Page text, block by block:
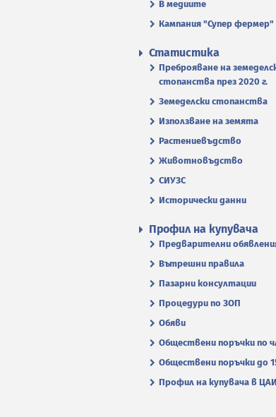
В медиите
Кампания "Супер фермер"
Статистика
Преброяване на
стопанства през 2020 г.
Земеделски стопанства
Използване на земята
Растениевъдство
Животновъдство
СИУЗС
Исторически данни
Профил на купувача
Предварителни
Вътрешни правила
Пазарни консултации
Процедури по ЗОП
Обяви
Обществени поръчки по
Обществени поръчки до
Профил на купувача в